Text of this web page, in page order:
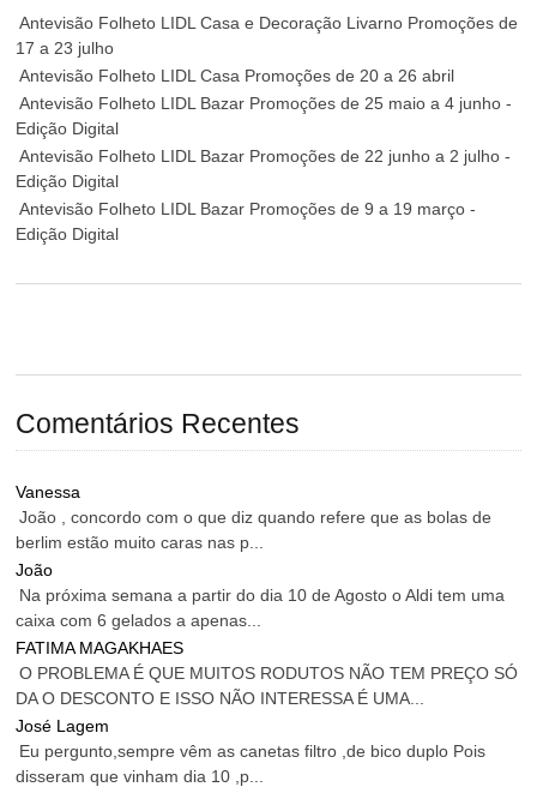
Antevisão Folheto LIDL Casa e Decoração Livarno Promoções de
17 a 23 julho
Antevisão Folheto LIDL Casa Promoções de 20 a 26 abril
Antevisão Folheto LIDL Bazar Promoções de 25 maio a 4 junho -
Edição Digital
Antevisão Folheto LIDL Bazar Promoções de 22 junho a 2 julho -
Edição Digital
Antevisão Folheto LIDL Bazar Promoções de 9 a 19 março -
Edição Digital
Comentários Recentes
Vanessa
João , concordo com o que diz quando refere que as bolas de
berlim estão muito caras nas p...
João
Na próxima semana a partir do dia 10 de Agosto o Aldi tem uma
caixa com 6 gelados a apenas...
FATIMA MAGAKHAES
O PROBLEMA É QUE MUITOS RODUTOS NÃO TEM PREÇO SÓ
DA O DESCONTO E ISSO NÃO INTERESSA É UMA...
José Lagem
Eu pergunto,sempre vêm as canetas filtro ,de bico duplo Pois
disseram que vinham dia 10 ,p...